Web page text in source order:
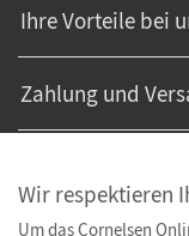
Ihre Vorteile bei
Zahlung und
Wir respektieren
Um das Cornelsen